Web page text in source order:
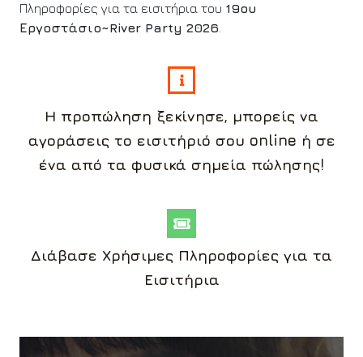
Πληροφορίες για τα εισιτήρια του 19ου
Εργοστάσιο~River Party 2026
Η προπώληση ξεκίνησε, μπορείς να
αγοράσεις το εισιτήριό σου online ή σε
ένα από τα φυσικά σημεία πώλησης!
Διάβασε Χρήσιμες Πληροφορίες για τα
Εισιτήρια